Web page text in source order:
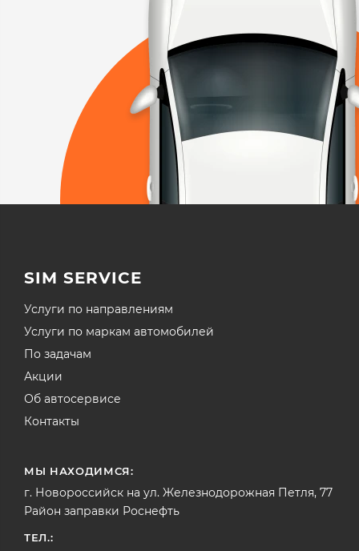
SIM SERVICE
Услуги по направлениям
Услуги по маркам автомобилей
По задачам
Акции
Об автосервисе
Контакты
МЫ НАХОДИМСЯ:
г. Новороссийск на ул. Железнодорожная Петля, 77
Район заправки Роснефть
ТЕЛ.: